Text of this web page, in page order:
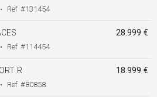
• Ref #131454
28.999 €
• Ref #114454
18.999 €
R
• Ref #80858